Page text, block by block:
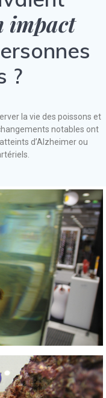
impact
?
la vie des poissons et
notables ont
d’Alzheimer ou